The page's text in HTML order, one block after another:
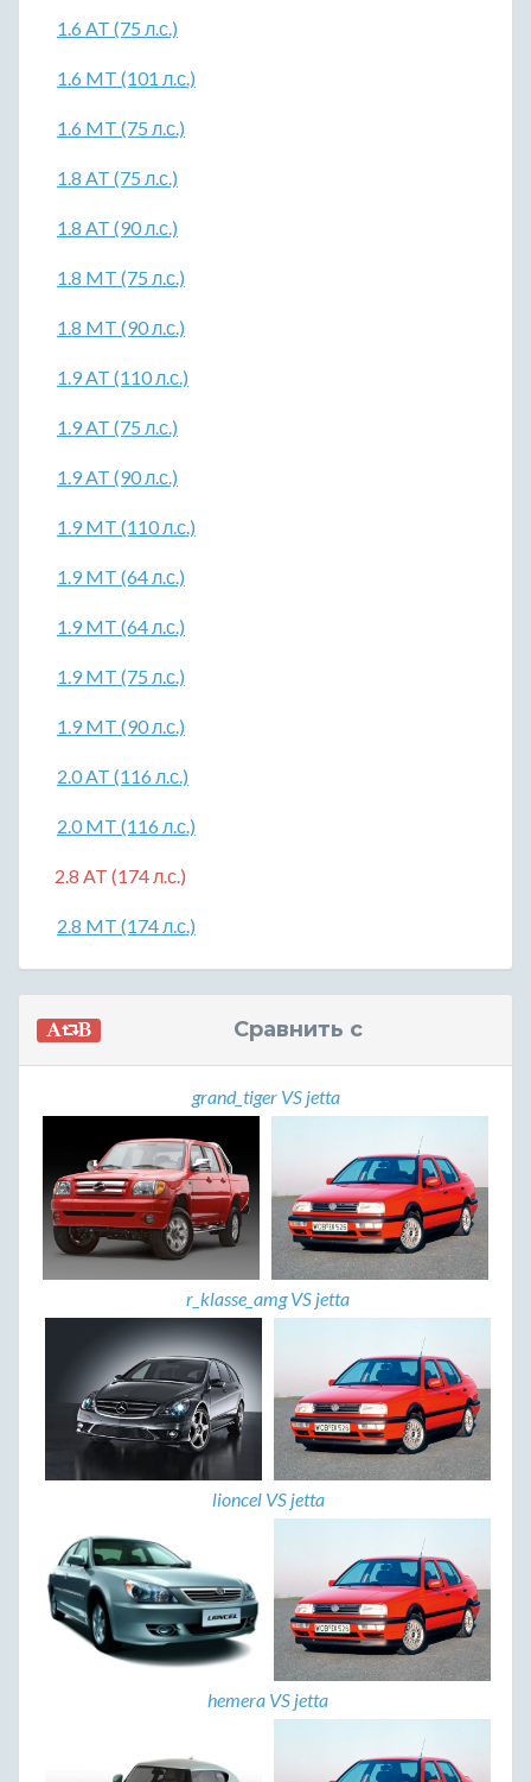
1.6 AT (75 л.с.)
1.6 MT (101 л.с.)
1.6 MT (75 л.с.)
1.8 AT (75 л.с.)
1.8 AT (90 л.с.)
1.8 MT (75 л.с.)
1.8 MT (90 л.с.)
1.9 AT (110 л.с.)
1.9 AT (75 л.с.)
1.9 AT (90 л.с.)
1.9 MT (110 л.с.)
1.9 MT (64 л.с.)
1.9 MT (64 л.с.)
1.9 MT (75 л.с.)
1.9 MT (90 л.с.)
2.0 AT (116 л.с.)
2.0 MT (116 л.с.)
2.8 AT (174 л.с.)
2.8 MT (174 л.с.)
Сравнить с
grand_tiger VS jetta
r_klasse_amg VS jetta
lioncel VS jetta
hemera VS jetta